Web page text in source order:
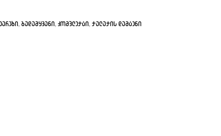
, გადამყვანი, კომპლექტი, ქალაქის დამტენი